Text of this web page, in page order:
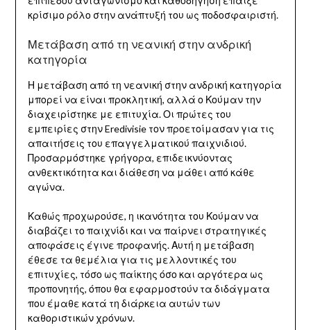
κρίσιμο ρόλο στην ανάπτυξή του ως ποδοσφαιριστή.
Μετάβαση από τη νεανική στην ανδρική
κατηγορία
Η μετάβαση από τη νεανική στην ανδρική κατηγορία
μπορεί να είναι προκλητική, αλλά ο Κούμαν την
διαχειρίστηκε με επιτυχία. Οι πρώτες του
εμπειρίες στην Eredivisie τον προετοίμασαν για τις
απαιτήσεις του επαγγελματικού παιχνιδιού.
Προσαρμόστηκε γρήγορα, επιδεικνύοντας
ανθεκτικότητα και διάθεση να μάθει από κάθε
αγώνα.
Καθώς προχωρούσε, η ικανότητα του Κούμαν να
διαβάζει το παιχνίδι και να παίρνει στρατηγικές
αποφάσεις έγινε προφανής. Αυτή η μετάβαση
έθεσε τα θεμέλια για τις μελλοντικές του
επιτυχίες, τόσο ως παίκτης όσο και αργότερα ως
προπονητής, όπου θα εφαρμοστούν τα διδάγματα
που έμαθε κατά τη διάρκεια αυτών των
καθοριστικών χρόνων.